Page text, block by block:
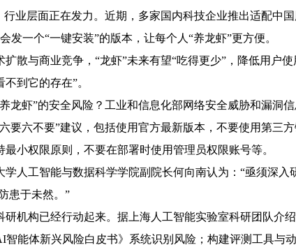
行业层面正在发力。近期，多家国内科技企业推出适配中
发一个“一键安装”的版本，让每个人“养龙虾”更方便。
扩散与商业竞争，“龙虾”未来有望“吃得更少”，降低用户
到它的存在”。
龙虾”的安全风险？工业和信息化部网络安全威胁和漏洞
要六不要”建议，包括使用官方最新版本，不要使用第三
小权限原则，不要在部署时使用管理员权限账号等。
学人工智能与数据科学学院副院长何向南认为：“亟须深
患于未然。”
研机构已经行动起来。据上海人工智能实验室科研团队介
智能体新兴风险白皮书》系统识别风险；构建评测工具与